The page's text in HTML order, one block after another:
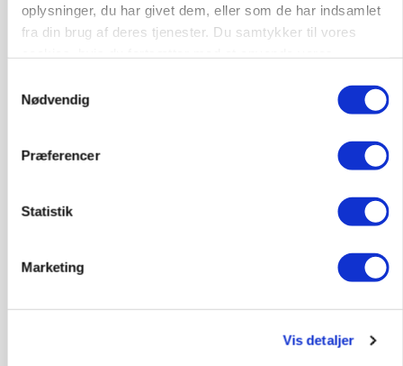
oplysninger, du har givet dem, eller som de har indsamlet
fra din brug af deres tjenester. Du samtykker til vores
Nødvendig
Præferencer
Statistik
Marketing
Vis detaljer
forsigtighed
Ny griseprognose kan give anledning til et nyt